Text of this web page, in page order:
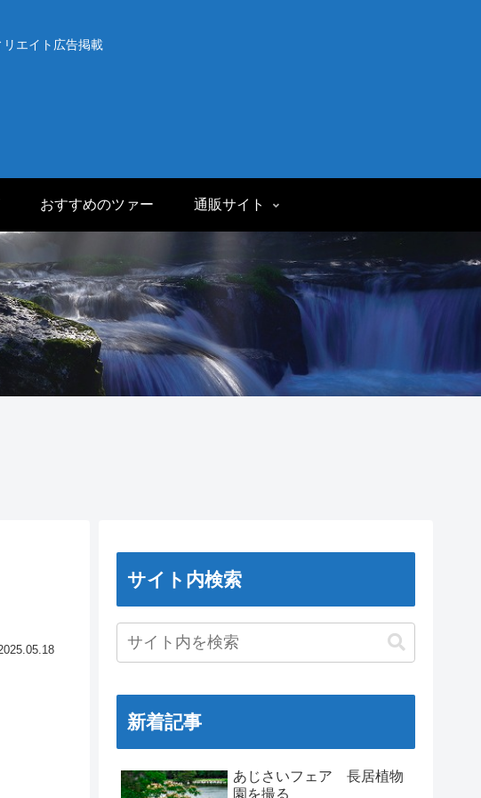
エイト広告掲載
おすすめのツァー 通販サイト
サイト内検索
新着記事
あじさいフェア 長居植物
園を撮る